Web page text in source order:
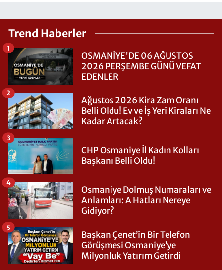
Trend Haberler
OSMANİYE'DE 06 AĞUSTOS
2026 PERŞEMBE GÜNÜ VEFAT
EDENLER
1
Ağustos 2026 Kira Zam Oranı
Belli Oldu! Ev ve İş Yeri Kiraları Ne
Kadar Artacak?
2
CHP Osmaniye İl Kadın Kolları
Başkanı Belli Oldu!
3
Osmaniye Dolmuş Numaraları ve
Anlamları: A Hatları Nereye
Gidiyor?
4
Başkan Çenet’in Bir Telefon
Görüşmesi Osmaniye’ye
Milyonluk Yatırım Getirdi
5